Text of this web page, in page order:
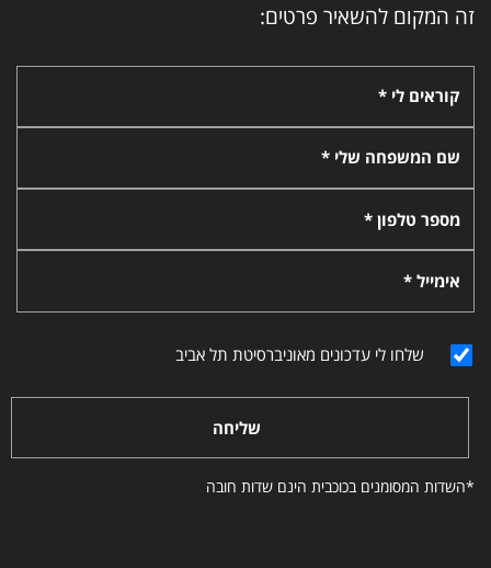
זה המקום להשאיר פרטים:
קוראים לי *
שם המשפחה שלי *
מספר טלפון *
אימייל *
שלחו לי עדכונים מאוניברסיטת תל אביב
שליחה
*השדות המסומנים בכוכבית הינם שדות חובה